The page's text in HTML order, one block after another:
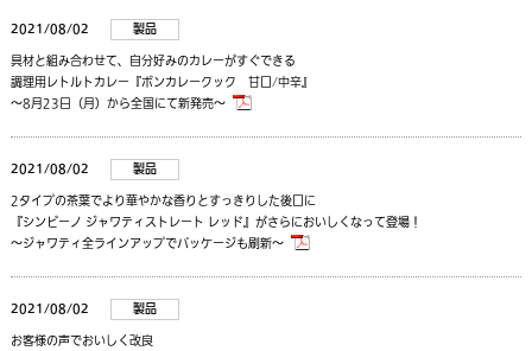
2021/08/02
製品
具材と組み合わせて、自分好みのカレーがすぐできる
調理用レトルトカレー『ボンカレークック 甘口/中辛』
～8月23日（月）から全国にて新発売～
2021/08/02
製品
2タイプの茶葉でより華やかな香りとすっきりした後口に
『シンビーノ ジャワティストレート レッド』がさらにおいしくなって登場！
～ジャワティ全ラインアップでパッケージも刷新～
2021/08/02
製品
お客様の声でおいしく改良